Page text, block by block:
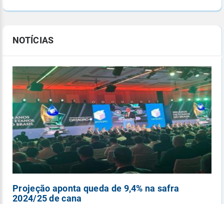
NOTÍCIAS
Ciclone extratropical se forma esta semana
entre o RS e Uruguai